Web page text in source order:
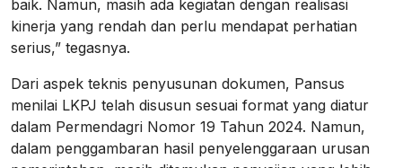
baik. Namun, masih ada kegiatan dengan realisasi
kinerja yang rendah dan perlu mendapat perhatian
serius,” tegasnya.
Dari aspek teknis penyusunan dokumen, Pansus
menilai LKPJ telah disusun sesuai format yang diatur
dalam Permendagri Nomor 19 Tahun 2024. Namun,
dalam penggambaran hasil penyelenggaraan urusan